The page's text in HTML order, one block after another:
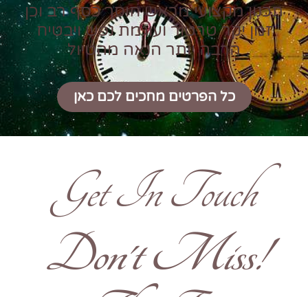
תכנון מקצועי מראש חוסך כסף רב וכן
זמן יקר טרטור ועוגמת נפש ויבטיח
הרבה יותר הנאה מהטיול
כל הפרטים מחכים לכם כאן
Get In Touch
!Don't Miss